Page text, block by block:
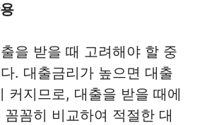
을 받을 때 고려해야 할 중
. 대출금리가 높으면 대출
커지므로, 대출을 받을 때에
꼼히 비교하여 적절한 대